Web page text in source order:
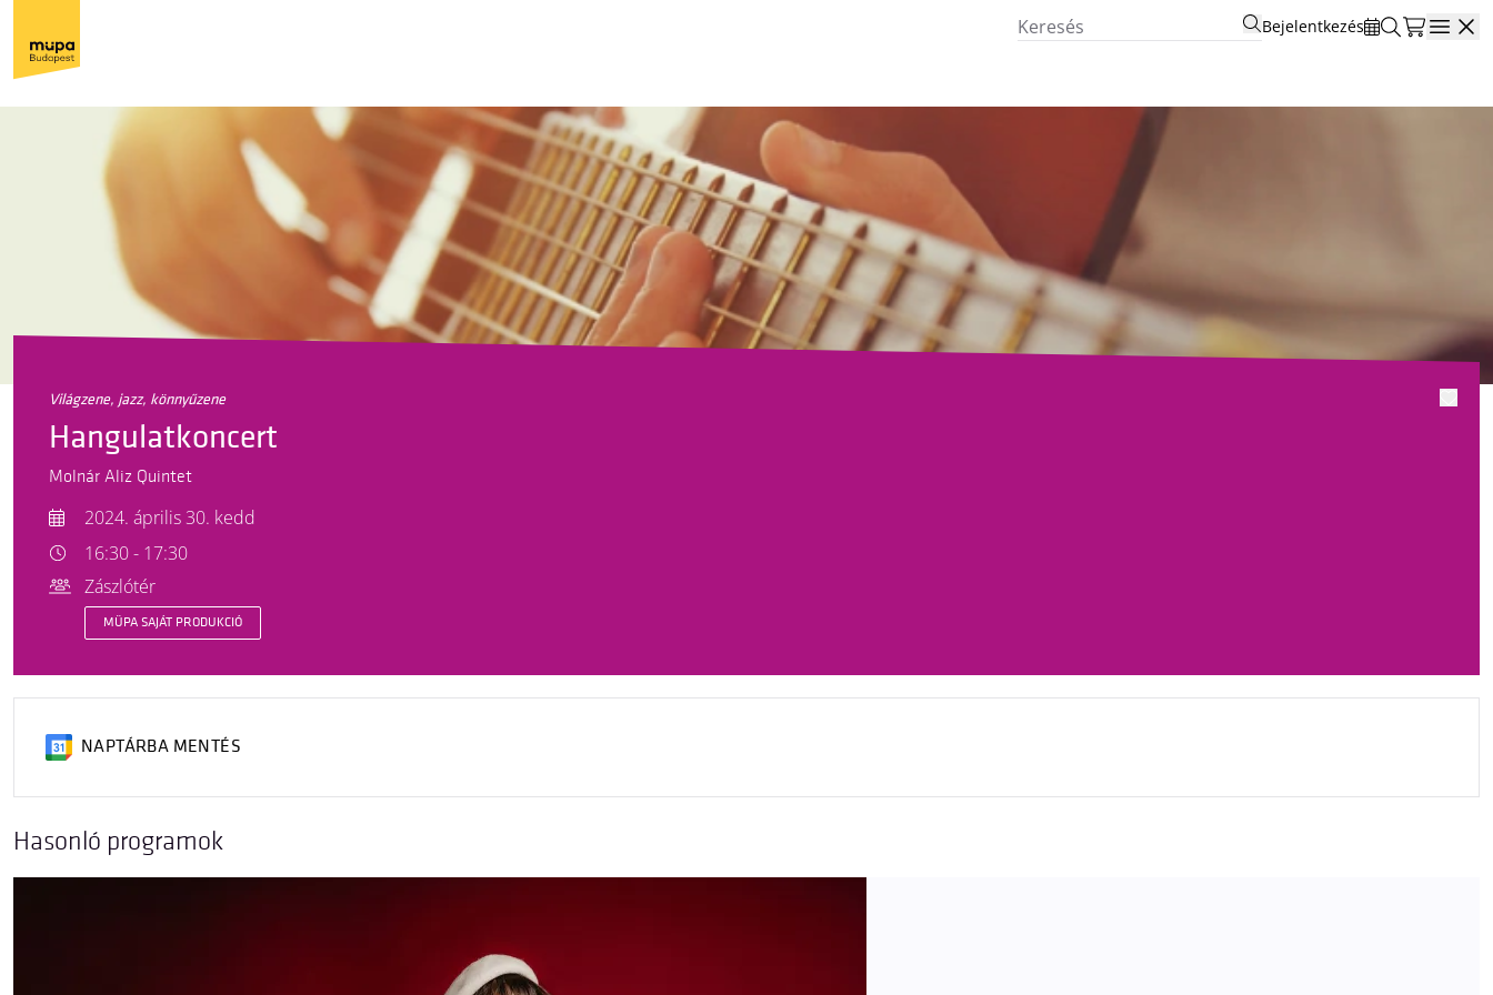
Bejelentkezés
világzene, jazz, könnyűzene
Hangulatkoncert
Molnár Aliz Quintet
2024. április 30. kedd
16:30 - 17:30
Zászlótér
MÜPA SAJÁT PRODUKCIÓ
NAPTÁRBA MENTÉS
Hasonló programok